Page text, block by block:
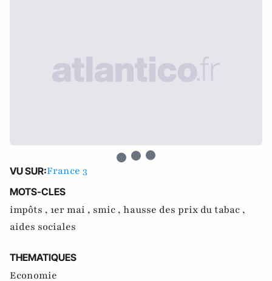
VU SUR:France 3
MOTS-CLES
impôts , 1er mai , smic , hausse des prix du tabac ,
aides sociales
THEMATIQUES
Economie